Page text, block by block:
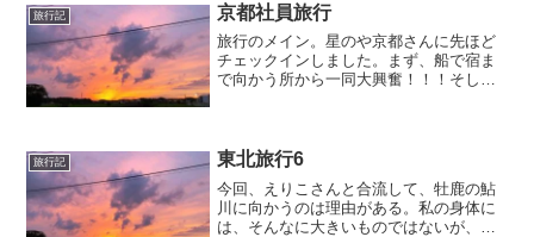
旅行記 京都社員旅行
旅行のメイン。星のや京都さんに先ほど
チェックインしました。まず、船で宿ま
で向かう所から一同大興奮！！！そし
しみます♪
旅行記 東北旅行6
今回、えりこさんと合流して、牡鹿の鮎
川に向かうのは理由がある。私の身体に
は、そんなに大きいものではないが、刺